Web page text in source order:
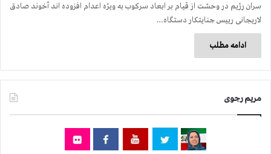
سران رژیم در وحشت از قیام بر ابعاد سركوب به ویژه اعدام افزوده اند آخوند صادق
لاریجانی رییس جنایتکار دستگاه…
ادامه مطلب
مریم رجوی